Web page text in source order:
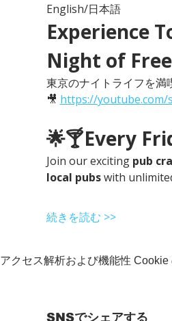
English/日本語
Experience
Night of
東京のナイトライフを満
🎥 https://youtube.com/
🌟🍸Every
Join our exciting pub
local pubs with
続きを読む >>
アクセス解析および機能性 Cookie
SNSでシェアする